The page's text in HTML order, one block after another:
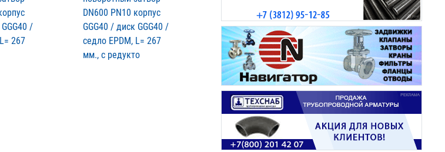
/
267
DN600 PN10 корпус
GGG40 / диск GGG40 /
седло EPDM, L= 267
мм., с редукто